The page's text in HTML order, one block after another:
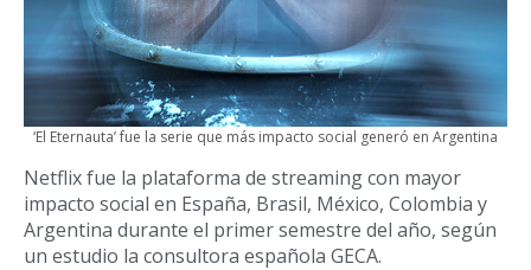
‘El Eternauta’ fue la serie que más impacto social generó en Argentina
Netflix fue la plataforma de streaming con mayor
impacto social en España, Brasil, México, Colombia y
Argentina durante el primer semestre del año, según
un estudio la consultora española GECA.